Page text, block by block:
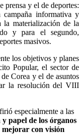
prensa y el de deportes:
campaña informativa y
la materialización de la
y para el segundo,
masivos.
los objetivos y planes
Popular, el sector de
Corea y el de asuntos
la resolución del VIII
especialmente a las
papel de los órganos
mejorar con visión